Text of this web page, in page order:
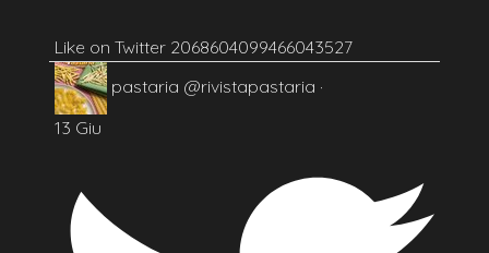
Like on Twitter 2068604099466043527
pastaria @rivistapastaria ·
13 Giu